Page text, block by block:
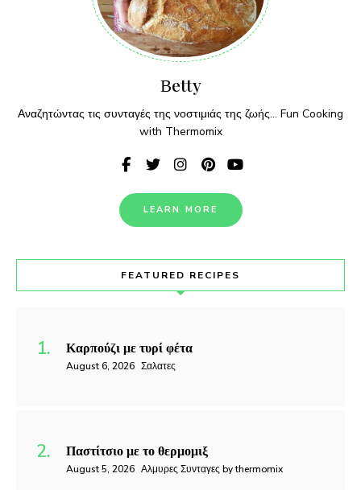
Βetty
Αναζητώντας τις συνταγές της νοστιμιάς της ζωής... Fun Cooking
with Thermomix
LEARN MORE
FEATURED RECIPES
Καρπούζι με τυρί φέτα
August 6, 2026 Σαλατες
Παστίτσιο με το θερμομιξ
August 5, 2026 Αλμυρες Συνταγες by thermomix